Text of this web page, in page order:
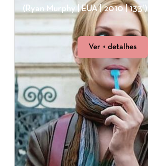
(Ryan Murphy | EUA | 2010 | 133’)
Ver + detalhes